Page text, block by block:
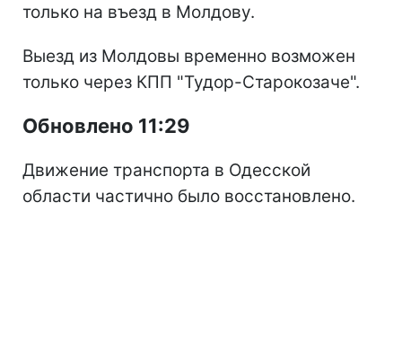
только на въезд в Молдову.
Выезд из Молдовы временно возможен
только через КПП "Тудор-Старокозаче".
Обновлено 11:29
Движение транспорта в Одесской
области частично было восстановлено.